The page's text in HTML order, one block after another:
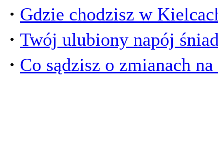
· Gdzie chodzisz w
· Twój ulubiony napój
· Co sądzisz o zmianach